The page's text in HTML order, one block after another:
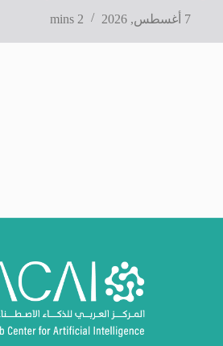
7 أغسطس, 2026
2 mins